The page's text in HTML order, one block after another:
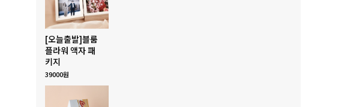
[오늘출발]블룸
플라워 액자 패
키지
39000원